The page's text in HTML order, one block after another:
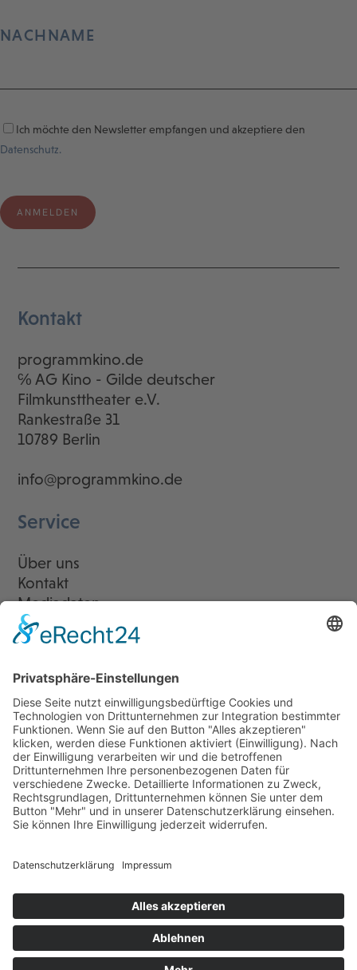
NACHNAME
Ich möchte den Newsletter empfangen und akzeptiere den
Datenschutz.
Kontakt
programmkino.de
℅ AG Kino - Gilde deutscher
Filmkunsttheater e.V.
Rankestraße 31
10789 Berlin
info@programmkino.de
Service
Über uns
Kontakt
Mediadaten
Newsletter
LogIn
Legal
Impressum
Datenschutzerklärung
Cookie-Einstellungen
Programmkino.de richtet sich an Film- und Kinobegeisterte jeden
Geschlechts. Zur besseren Lesbarkeit haben wir uns aber entschlossen,
auf eine Doppelnennung oder Genderzeichen zu verzichten. Wo möglich